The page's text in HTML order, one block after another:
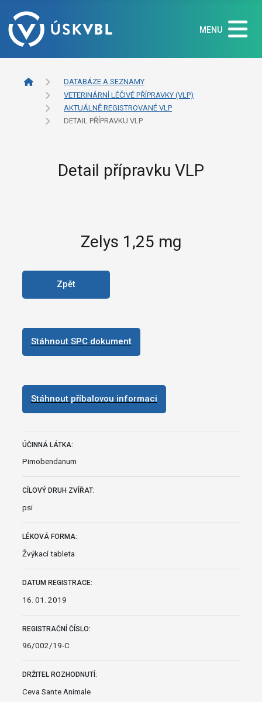
MENU
DATABÁZE A SEZNAMY
VETERINÁRNÍ LÉČIVÉ PŘÍPRAVKY (VLP)
AKTUÁLNĚ REGISTROVANÉ VLP
DETAIL PŘÍPRAVKU VLP
Detail přípravku VLP
Zelys 1,25 mg
Zpět
Stáhnout SPC dokument
Stáhnout příbalovou informaci
ÚČINNÁ LÁTKA:
Pimobendanum
CÍLOVÝ DRUH ZVÍŘAT:
psi
LÉKOVÁ FORMA:
Žvýkací tableta
DATUM REGISTRACE:
16. 01. 2019
REGISTRAČNÍ ČÍSLO:
96/002/19-C
DRŽITEL ROZHODNUTÍ:
Ceva Sante Animale